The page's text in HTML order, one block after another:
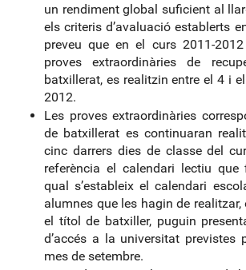
un rendiment global suficient al
els criteris d’avaluació establerts
preveu que en el curs 2011-
proves
extraordinàries de
batxillerat, es realitzin entre el 4 i
2012.
Les proves extraordinàries
de batxillerat es continuaran
cinc darrers dies de classe del
referència el calendari lectiu
qual s’estableix el calendari
alumnes que les hagin de realitzar,
el títol de batxiller, puguin
d’accés a la universitat previstes
mes de setembre.